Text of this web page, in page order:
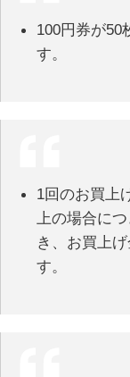
100円券が50
す。
1回のお買上
上の場合に
き、お買上
す。